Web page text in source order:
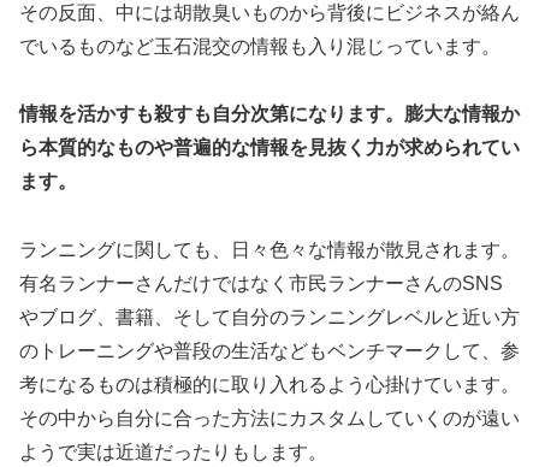
その反面、中には胡散臭いものから背後にビジネスが絡ん
でいるものなど玉石混交の情報も入り混じっています。
情報を活かすも殺すも自分次第になります。膨大な情報か
ら本質的なものや普遍的な情報を見抜く力が求められてい
ます。
ランニングに関しても、日々色々な情報が散見されます。
有名ランナーさんだけではなく市民ランナーさんのSNS
やブログ、書籍、そして自分のランニングレベルと近い方
のトレーニングや普段の生活などもベンチマークして、参
考になるものは積極的に取り入れるよう心掛けています。
その中から自分に合った方法にカスタムしていくのが遠い
ようで実は近道だったりもします。